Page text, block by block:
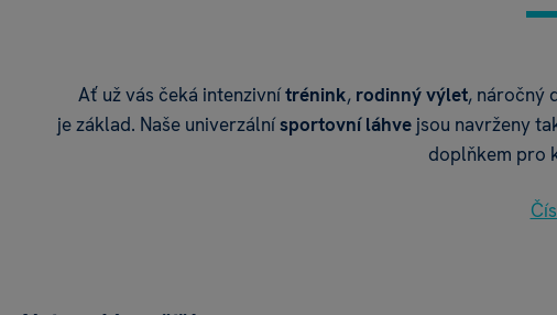
Ať už vás čeká intenzivnítrénink, rodinný výlet, náročný
je základ. Naše univerzálnísportovní láhve jsou navrženy
doplňkem pro